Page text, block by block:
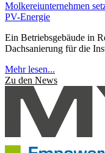
Molkereiunternehmen
PV-Energie
Ein Betriebsgebäude in
Dachsanierung für die
Mehr lesen...
Zu den News